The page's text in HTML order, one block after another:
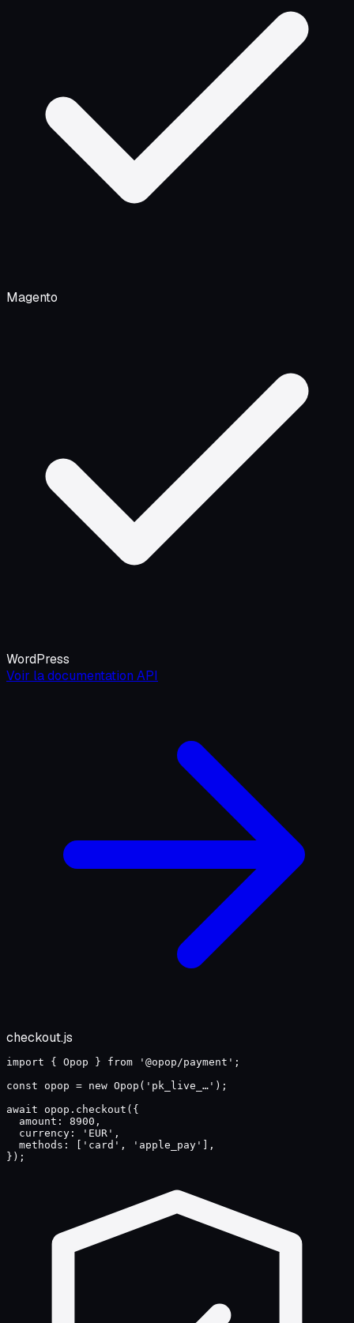
Magento
WordPress
Voir la documentation API
checkout.js
import { Opop } from '@opop/payment' ;
const
opop = new Opop ( 'pk_live_…' );
await opop. checkout ( {
amount: 8900 ,
currency:
'EUR' ,
methods: [ 'card' , 'apple_pay' ],
});